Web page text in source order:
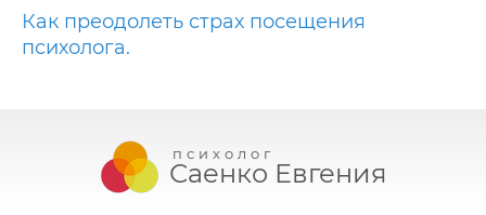
Как преодолеть страх посещения
психолога.
Саенко Евгения
психолог